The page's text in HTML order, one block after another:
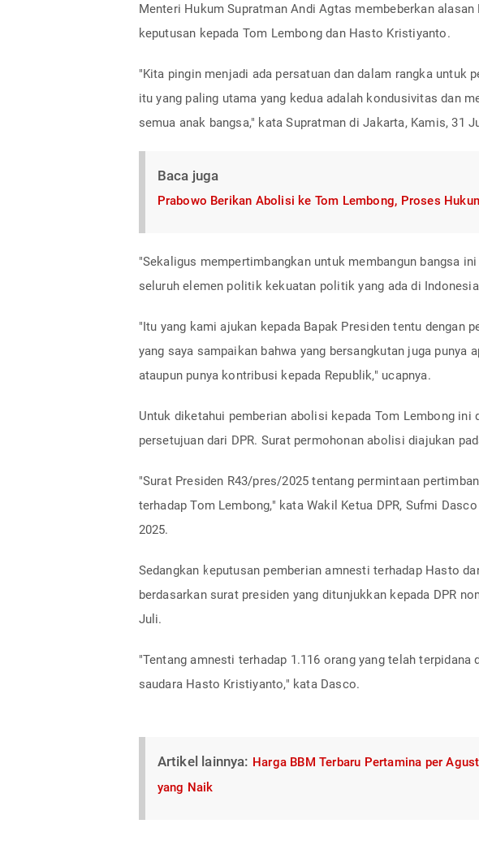
Menteri Hukum Supratman Andi Agtas membeberkan
keputusan kepada Tom Lembong dan Hasto Kristiyanto.
"Kita pingin menjadi ada persatuan dan dalam rangka untuk
itu yang paling utama yang kedua adalah kondusivitas dan
semua anak bangsa," kata Supratman di Jakarta, Kamis, 31
Baca juga
Prabowo Berikan Abolisi ke Tom Lembong, Proses
"Sekaligus mempertimbangkan untuk membangun bangsa
seluruh elemen politik kekuatan politik yang ada di
"Itu yang kami ajukan kepada Bapak Presiden tentu dengan
yang saya sampaikan bahwa yang bersangkutan juga punya
ataupun punya kontribusi kepada Republik," ucapnya.
Untuk diketahui pemberian abolisi kepada Tom Lembong ini
persetujuan dari DPR. Surat permohonan abolisi diajukan
"Surat Presiden R43/pres/2025 tentang permintaan
terhadap Tom Lembong," kata Wakil Ketua DPR, Sufmi
2025.
Sedangkan keputusan pemberian amnesti terhadap Hasto
berdasarkan surat presiden yang ditunjukkan kepada DPR
Juli.
"Tentang amnesti terhadap 1.116 orang yang telah
saudara Hasto Kristiyanto," kata Dasco.
Artikel lainnya: Harga BBM Terbaru Pertamina per
yang Naik